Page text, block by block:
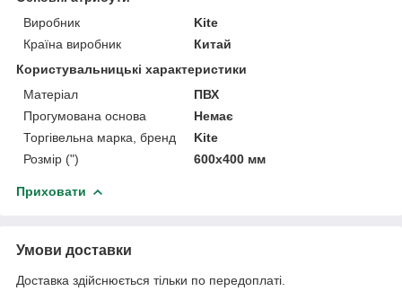
Виробник
Kite
Країна виробник
Китай
Користувальницькі характеристики
Матеріал
ПВХ
Прогумована основа
Немає
Торгівельна марка, бренд
Kite
Розмір (")
600х400 мм
Приховати
Умови доставки
Доставка здійснюється тільки по передоплаті.